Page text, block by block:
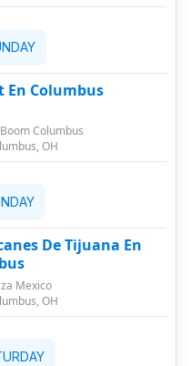
En Columbus
Columbus
,OH
De Tijuana En
Mexico
,OH